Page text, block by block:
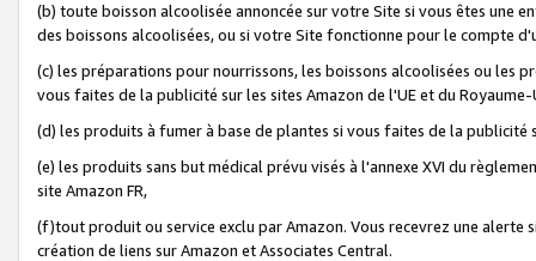
(b) toute boisson alcoolisée annoncée sur votre Site si vous êtes une
des boissons alcoolisées, ou si votre Site fonctionne pour le compte
(c) les préparations pour nourrissons, les boissons alcoolisées ou les
vous faites de la publicité sur les sites Amazon de l'UE et du Royaume-
(d) les produits à fumer à base de plantes si vous faites de la publicité
(e) les produits sans but médical prévu visés à l'annexe XVI du
site Amazon FR,
(f)tout produit ou service exclu par Amazon. Vous recevrez une alerte
création de liens sur Amazon et Associates Central.